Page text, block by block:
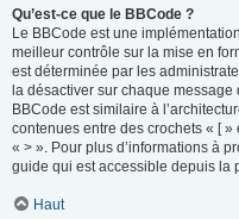
Qu’est-ce que le BBCode ?
Le BBCode est une
meilleur contrôle sur la mise en
est déterminée par les
la désactiver sur chaque
BBCode est similaire à
contenues entre des crochets « [
« > ». Pour plus d’informations à
guide qui est accessible depuis la
Haut